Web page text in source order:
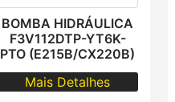
BOMBA HIDRÁULICA
F3V112DTP-YT6K-
PTO (E215B/CX220B)
Mais Detalhes